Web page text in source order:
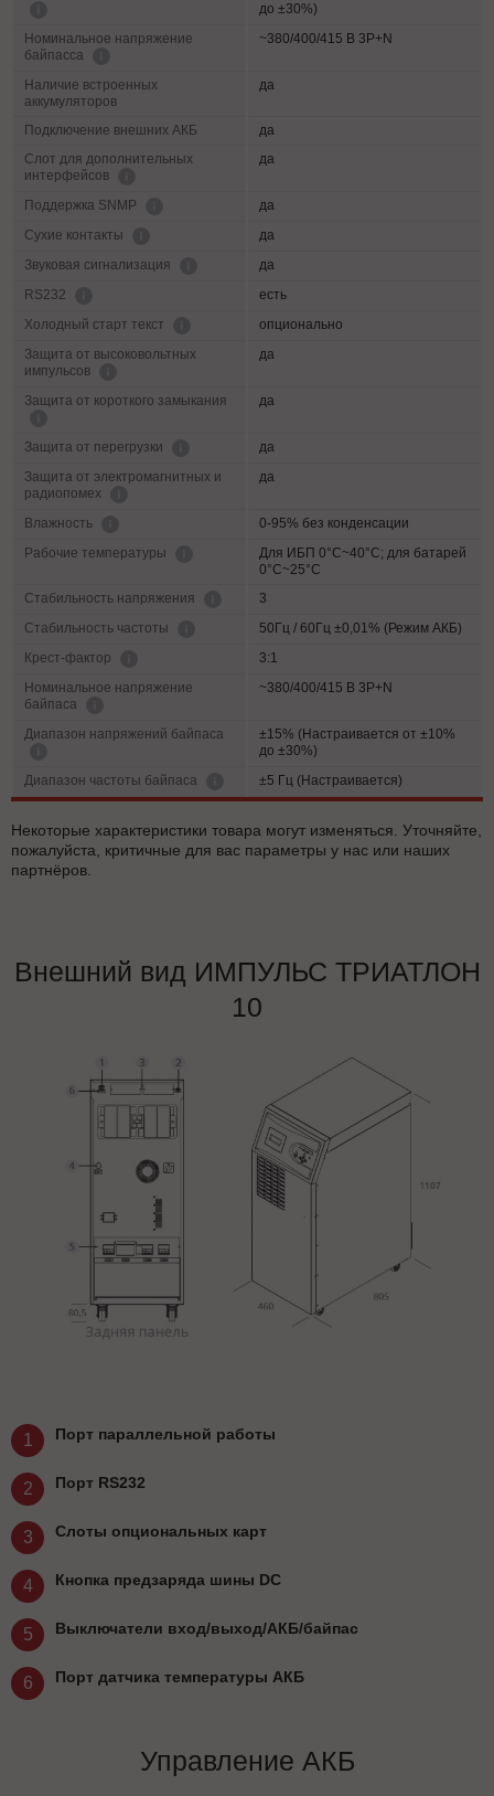
до ±30%)
Номинальное напряжение
байпасса
~380/400/415 В 3P+N
Наличие встроенных
аккумуляторов
да
Подключение внешних АКБ
да
Слот для дополнительных
интерфейсов
да
Поддержка SNMP
да
Сухие контакты
да
Звуковая сигнализация
да
RS232
есть
Холодный старт текст
опционально
Защита от высоковольтных
импульсов
да
Защита от короткого замыкания да
Защита от перегрузки
да
Защита от электромагнитных и
радиопомех
да
Влажность
0-95% без конденсации
Рабочие температуры
Для ИБП 0°C~40°C; для батарей
0°C~25°C
Cтабильность напряжения
3
Стабильность частоты
50Гц / 60Гц ±0,01% (Режим АКБ)
Крест-фактор
3:1
Номинальное напряжение
байпаса
~380/400/415 В 3P+N
Диапазон напряжений байпаса
±15% (Настраивается от ±10%
до ±30%)
Диапазон частоты байпаса
±5 Гц (Настраивается)
Некоторые характеристики товара могут изменяться. Уточняйте,
пожалуйста, критичные для вас параметры у нас или наших
партнёров.
Внешний вид ИМПУЛЬС ТРИАТЛОН
10
1 Порт параллельной работы
2 Порт RS232
3 Слоты опциональных карт
4 Кнопка предзаряда шины DC
5 Выключатели вход/выход/АКБ/байпас
6 Порт датчика температуры АКБ
Управление АКБ